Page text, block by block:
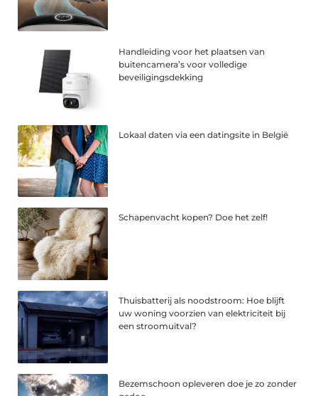
Handleiding voor het plaatsen van
buitencamera’s voor volledige
beveiligingsdekking
Lokaal daten via een datingsite in België
Schapenvacht kopen? Doe het zelf!
Thuisbatterij als noodstroom: Hoe blijft
uw woning voorzien van elektriciteit bij
een stroomuitval?
Bezemschoon opleveren doe je zo zonder